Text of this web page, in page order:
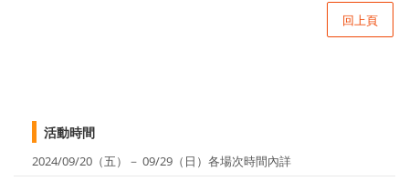
回上頁
活動時間
2024/09/20（五）－ 09/29（日）各場次時間內詳